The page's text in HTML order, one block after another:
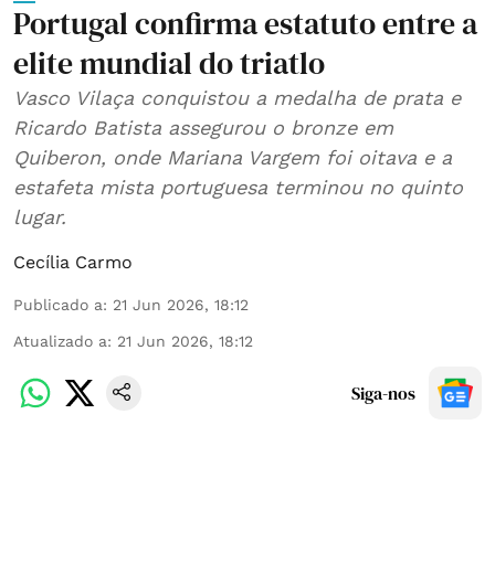
Portugal confirma estatuto entre a
elite mundial do triatlo
Vasco Vilaça conquistou a medalha de prata e
Ricardo Batista assegurou o bronze em
Quiberon, onde Mariana Vargem foi oitava e a
estafeta mista portuguesa terminou no quinto
lugar.
Cecília Carmo
Publicado a: 21 Jun 2026, 18:12
Atualizado a: 21 Jun 2026, 18:12
Siga-nos